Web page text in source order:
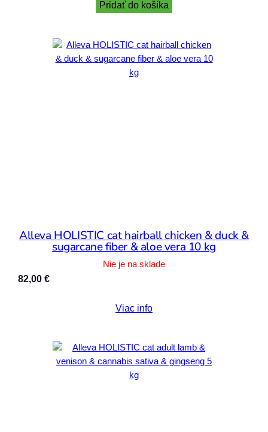
Pridať do košíka
Alleva HOLISTIC cat hairball chicken & duck &
sugarcane fiber & aloe vera 10 kg
Nie je na sklade
82,00 €
Viac info